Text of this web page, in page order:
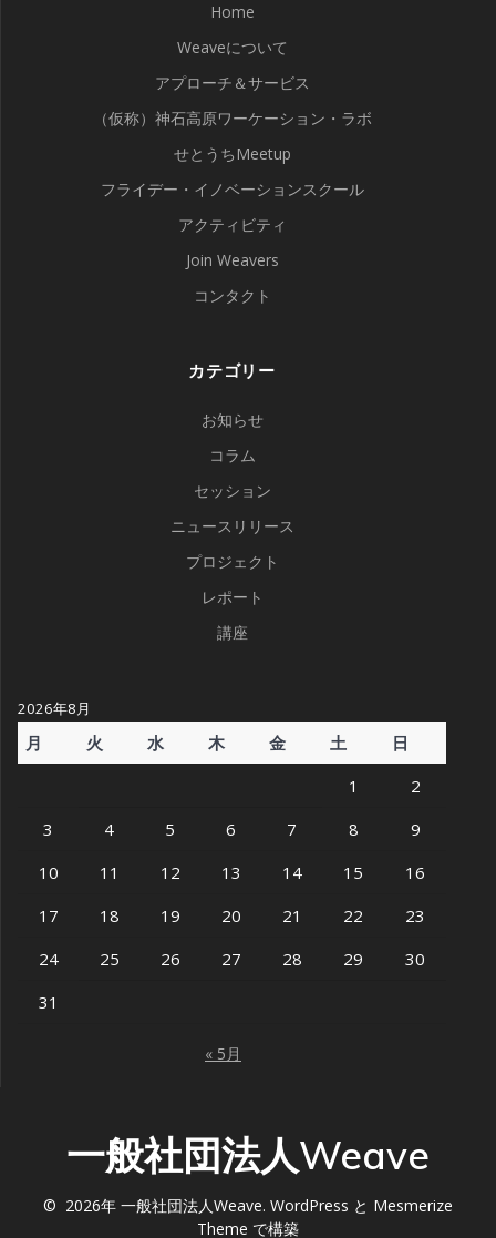
Home
Weaveについて
アプローチ＆サービス
（仮称）神石高原ワーケーション・ラボ
せとうちMeetup
フライデー・イノベーションスクール
アクティビティ
Join Weavers
コンタクト
カテゴリー
お知らせ
コラム
セッション
ニュースリリース
プロジェクト
レポート
講座
2026年8月
月 火 水 木 金 土
日
1
2
3
4 5 6 7 8
9
10
11 12 13 14 15
16
17
18 19 20 21 22
23
24
25 26 27 28 29
30
31
« 5月
一般社団法人Weave
© 2026年 一般社団法人Weave. WordPress と Mesmerize
Theme で構築